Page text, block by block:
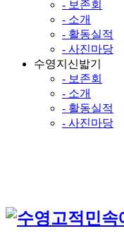
- 보존회
- 소개
- 활동실적
- 사진마당
수영지신밟기
- 보존회
- 소개
- 활동실적
- 사진마당